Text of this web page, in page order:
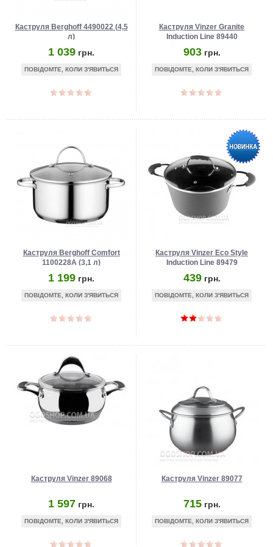
Каструля Berghoff 4490022 (4,5
л)
1 039 грн.
ПОВІДОМТЕ, КОЛИ З'ЯВИТЬСЯ
Каструля Vinzer Granite
Induction Line 89440
903 грн.
ПОВІДОМТЕ, КОЛИ З'ЯВИТЬСЯ
Каструля Berghoff Comfort
1100228A (3,1 л)
1 199 грн.
ПОВІДОМТЕ, КОЛИ З'ЯВИТЬСЯ
Каструля Vinzer Eco Style
Induction Line 89479
439 грн.
ПОВІДОМТЕ, КОЛИ З'ЯВИТЬСЯ
Каструля Vinzer 89068
1 597 грн.
ПОВІДОМТЕ, КОЛИ З'ЯВИТЬСЯ
Каструля Vinzer 89077
715 грн.
ПОВІДОМТЕ, КОЛИ З'ЯВИТЬСЯ